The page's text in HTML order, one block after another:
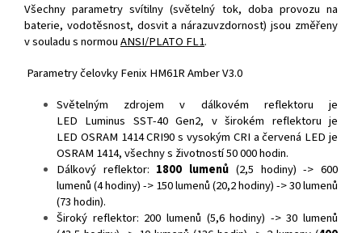
Všechny parametry svítilny (světelný tok, doba provozu na
baterie, vodotěsnost, dosvit a nárazuvzdornost) jsou změřeny
v souladu s normouANSI/PLATO FL1.
Parametry čelovky Fenix HM61R Amber V3.0
Světelným zdrojem v dálkovém reflektoru je
LED Luminus SST-40 Gen2, v širokém reflektoru je
LED OSRAM 1414 CRI90 s vysokým CRI a červená LED je
OSRAM 1414, všechny s životností 50 000 hodin.
Dálkový reflektor: 1800 lumenů (2,5 hodiny) -> 600
lumenů (4 hodiny) -> 150 lumenů (20,2 hodiny) -> 30 lumenů
(73 hodin).
Široký reflektor: 200 lumenů (5,6 hodiny) -> 30 lumenů